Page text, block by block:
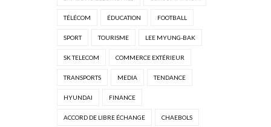
TÉLÉCOM ÉDUCATION FOOTBALL
SPORT TOURISME LEE MYUNG-BAK
SK TELECOM COMMERCE EXTÉRIEUR
TRANSPORTS MEDIA TENDANCE
HYUNDAI FINANCE
ACCORD DE LIBRE ÉCHANGE CHAEBOLS